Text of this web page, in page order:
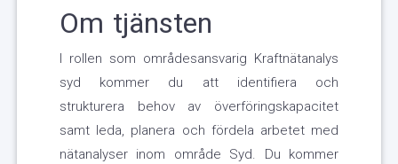
Om tjänsten
I rollen som områdesansvarig Kraftnätanalys
syd kommer du att identifiera och
strukturera behov av överföringskapacitet
samt leda, planera och fördela arbetet med
nätanalyser inom område Syd. Du kommer